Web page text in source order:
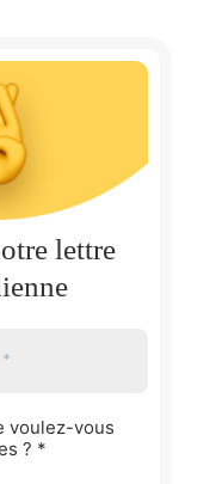
lettre
voulez-vous
? *